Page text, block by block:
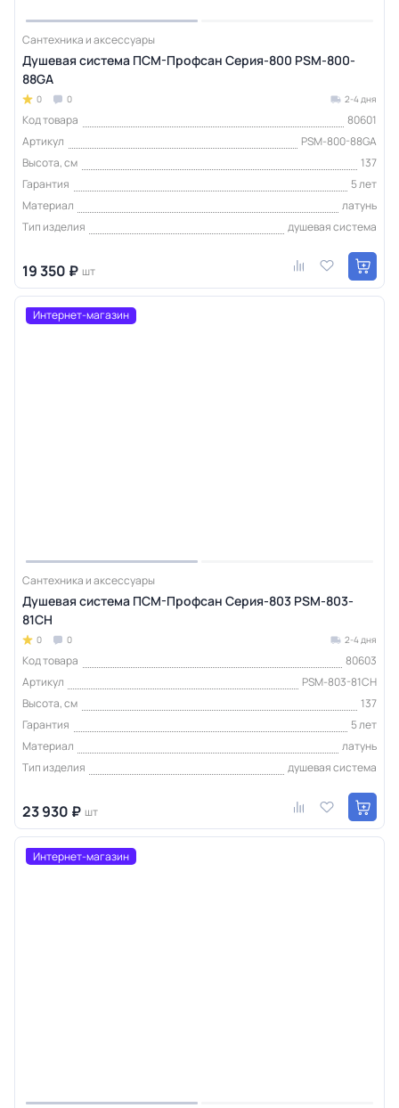
Сантехника и аксессуары
Душевая система ПСМ-Профсан Серия-800 PSM-800-
88GA
0 0 2-4 дня
Код товара
80601
Артикул
PSM-800-88GA
Высота, см
137
Гарантия
5 лет
Материал
латунь
Тип изделия
душевая система
19 350 ₽ шт
Интернет-магазин
Сантехника и аксессуары
Душевая система ПСМ-Профсан Серия-803 PSM-803-
81CH
0 0 2-4 дня
Код товара
80603
Артикул
PSM-803-81CH
Высота, см
137
Гарантия
5 лет
Материал
латунь
Тип изделия
душевая система
23 930 ₽ шт
Интернет-магазин